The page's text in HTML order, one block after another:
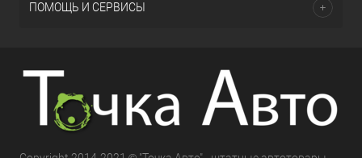
ПОМОЩЬ И СЕРВИСЫ